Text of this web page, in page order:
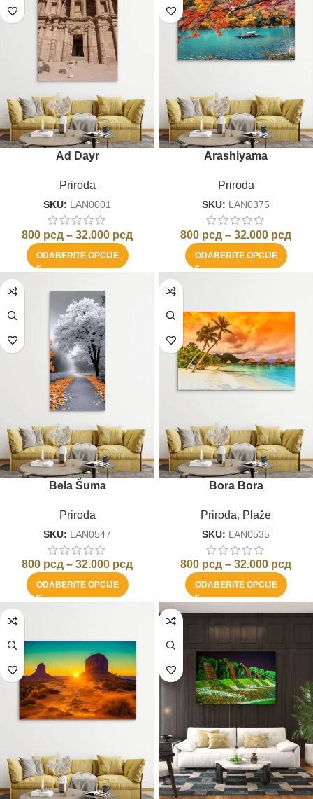
Ad Dayr
Priroda
SKU: LAN0001
800 рсд – 32.000 рсд
ODABERITE OPCIJE
Arashiyama
Priroda
SKU: LAN0375
800 рсд – 32.000 рсд
ODABERITE OPCIJE
Bela Šuma
Priroda
SKU: LAN0547
800 рсд – 32.000 рсд
ODABERITE OPCIJE
Bora Bora
Priroda, Plaže
SKU: LAN0535
800 рсд – 32.000 рсд
ODABERITE OPCIJE